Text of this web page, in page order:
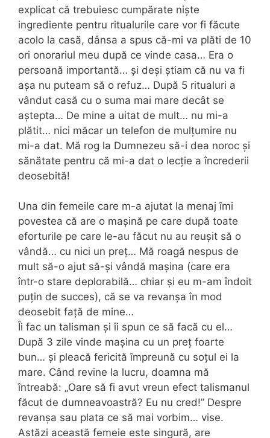
explicat că trebuiesc cumpărate niște
ingrediente pentru ritualurile care vor fi făcute
acolo la casă, dânsa a spus că-mi va plăti de 10
ori onorariul meu după ce vinde casa… Era o
persoană importantă… și deși știam că nu va fi
așa nu puteam să o refuz… După 5 ritualuri a
vândut casă cu o suma mai mare decât se
aștepta… De mine a uitat de mult… nu mi-a
plătit… nici măcar un telefon de mulțumire nu
mi-a dat. Mă rog la Dumnezeu să-i dea noroc și
sănătate pentru că mi-a dat o lecție a încrederii
deosebită!
Una din femeile care m-a ajutat la menaj îmi
povestea că are o mașină pe care după toate
eforturile pe care le-au făcut nu au reușit să o
vândă… cu nici un preț… Mă roagă nespus de
mult să-o ajut să-și vândă mașina (care era
într-o stare deplorabilă… chiar și eu m-am îndoit
puțin de succes), că se va revanșa în mod
deosebit față de mine…
Îi fac un talisman și îi spun ce să facă cu el…
După 3 zile vinde mașina cu un preț foarte
bun… și pleacă fericită împreună cu soțul ei la
mare. Când revine la lucru, doamna mă
întreabă: „Oare să fi avut vreun efect talismanul
făcut de dumneavoastră? Eu nu cred!” Despre
revanșa sau plata ce să mai vorbim… vise.
Astăzi această femeie este singură, are